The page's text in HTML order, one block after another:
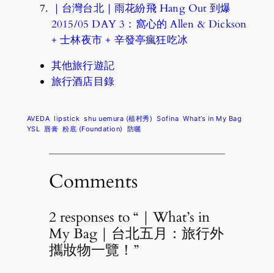
｜台灣台北｜雨花紛飛 Hang Out 到爆
2015/05 DAY 3：窩心的 Allen & Dickson
+ 士林夜市 + 辛發亭瘋狂吃冰
其他旅行遊記
旅行酒店目錄
AVEDA lipstick shu uemura (植村秀) Sofina What’s in My Bag
YSL 唇膏 粉底 (Foundation) 防曬
Comments
2 responses to “｜What’s in
My Bag｜台北五月：旅行外
攜妝物一覽！”